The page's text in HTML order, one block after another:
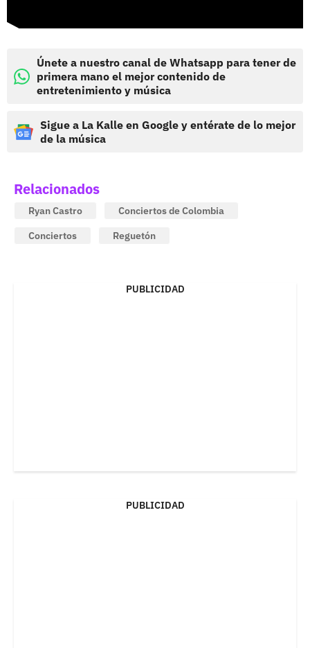
Únete a nuestro canal de Whatsapp para tener de
primera mano el mejor contenido de
entretenimiento y música
Sigue a La Kalle en Google y entérate de lo mejor
de la música
Relacionados
Ryan Castro
Conciertos de Colombia
Conciertos
Reguetón
PUBLICIDAD
PUBLICIDAD